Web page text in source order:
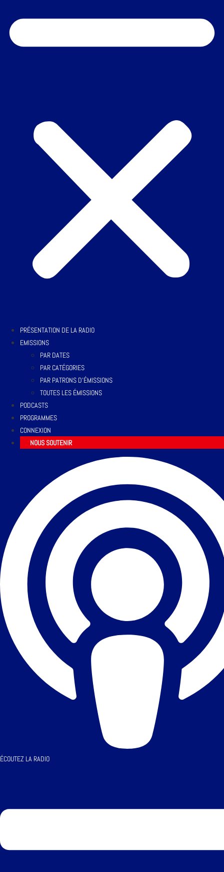
PRÉSENTATION DE LA RADIO
EMISSIONS
PAR DATES
PAR CATÉGORIES
PAR PATRONS D’ÉMISSIONS
TOUTES LES ÉMISSIONS
PODCASTS
PROGRAMMES
CONNEXION
NOUS SOUTENIR
ÉCOUTEZ LA RADIO